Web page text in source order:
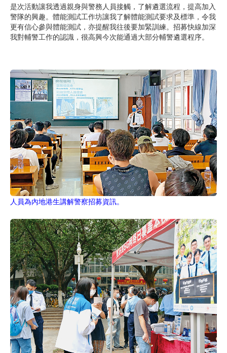
是次活動讓我透過親身與警務人員接觸，了解遴選流程，提高加入
警隊的興趣。體能測試工作坊讓我了解體能測試要求及標準，令我
更有信心參與體能測試，亦提醒我往後要加緊訓練。招募快線加深
我對輔警工作的認識，很高興今次能通過大部分輔警遴選程序。
人員為內地港生講解警察招募資訊。